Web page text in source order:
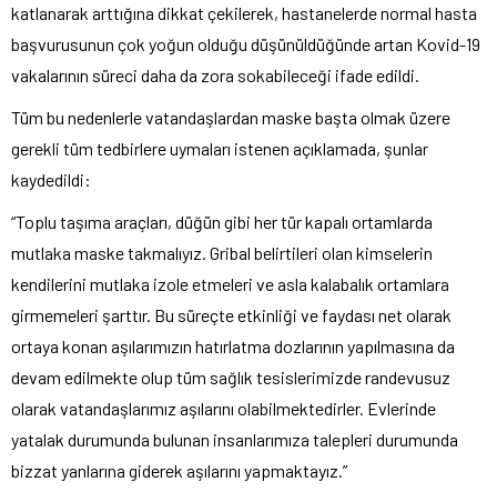
katlanarak arttığına dikkat çekilerek, hastanelerde normal hasta
başvurusunun çok yoğun olduğu düşünüldüğünde artan Kovid-19
vakalarının süreci daha da zora sokabileceği ifade edildi.
Tüm bu nedenlerle vatandaşlardan maske başta olmak üzere
gerekli tüm tedbirlere uymaları istenen açıklamada, şunlar
kaydedildi:
“Toplu taşıma araçları, düğün gibi her tür kapalı ortamlarda
mutlaka maske takmalıyız. Gribal belirtileri olan kimselerin
kendilerini mutlaka izole etmeleri ve asla kalabalık ortamlara
girmemeleri şarttır. Bu süreçte etkinliği ve faydası net olarak
ortaya konan aşılarımızın hatırlatma dozlarının yapılmasına da
devam edilmekte olup tüm sağlık tesislerimizde randevusuz
olarak vatandaşlarımız aşılarını olabilmektedirler. Evlerinde
yatalak durumunda bulunan insanlarımıza talepleri durumunda
bizzat yanlarına giderek aşılarını yapmaktayız.”